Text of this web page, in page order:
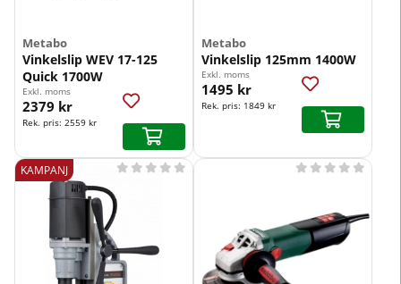
Metabo
Vinkelslip WEV 17-125
Quick 1700W
Exkl. moms
2379 kr
Rek. pris: 2559 kr
Metabo
Vinkelslip 125mm 1400W
Exkl. moms
1495 kr
Rek. pris: 1849 kr
KAMPANJ          